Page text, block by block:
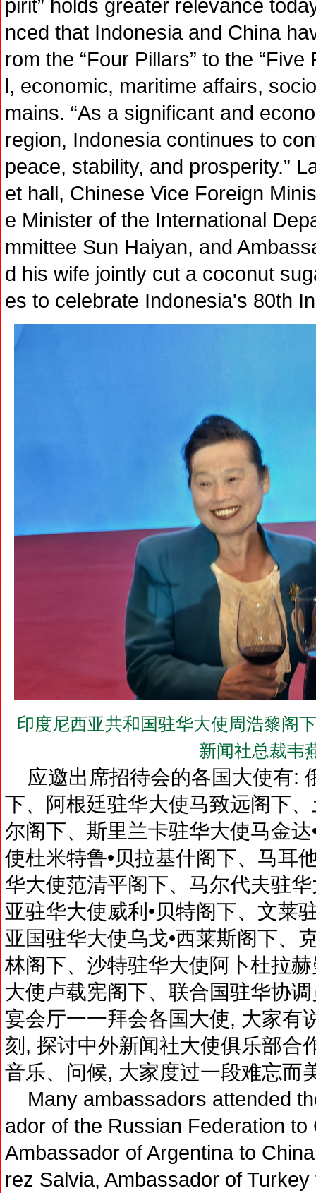
pirit” holds greater relevance
nced that Indonesia and China
rom the “Four Pillars” to the
l, economic, maritime affairs,
mains. “As a significant and
region, Indonesia continues to
peace, stability, and prosperity.”
et hall, Chinese Vice Foreign
e Minister of the International
mmittee Sun Haiyan, and
d his wife jointly cut a coconut
es to celebrate Indonesia's 80th
印度尼西亚共和国驻华大使周浩黎阁
新闻社总裁韦
应邀出席招待会的各国大使有:
下、阿根廷驻华大使马致远阁下
尔阁下、斯里兰卡驻华大使马金
使杜米特鲁•贝拉基什阁下、马耳
华大使范清平阁下、马尔代夫驻
亚驻华大使威利•贝特阁下、文莱
亚国驻华大使乌戈•西莱斯阁下、
林阁下、沙特驻华大使阿卜杜拉
大使卢载宪阁下、联合国驻华协
宴会厅一一拜会各国大使, 大家有
刻, 探讨中外新闻社大使俱乐部合
音乐、问候, 大家度过一段难忘
Many ambassadors attended
ador of the Russian Federation
Ambassador of Argentina to
rez Salvia, Ambassador of